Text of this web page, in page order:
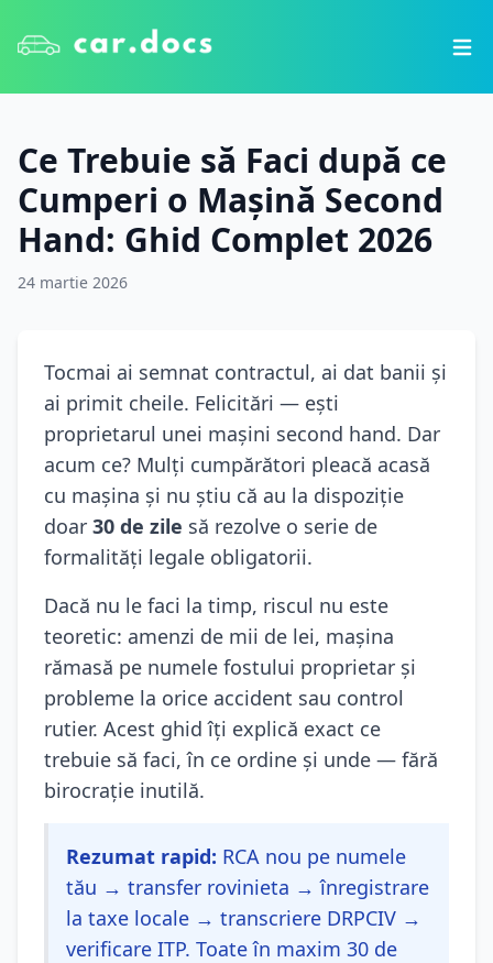
Ce Trebuie să Faci după ce
Cumperi o Mașină Second
Hand: Ghid Complet 2026
24 martie 2026
Tocmai ai semnat contractul, ai dat banii și
ai primit cheile. Felicitări — ești
proprietarul unei mașini second hand. Dar
acum ce? Mulți cumpărători pleacă acasă
cu mașina și nu știu că au la dispoziție
doar 30 de zile să rezolve o serie de
formalități legale obligatorii.
Dacă nu le faci la timp, riscul nu este
teoretic: amenzi de mii de lei, mașina
rămasă pe numele fostului proprietar și
probleme la orice accident sau control
rutier. Acest ghid îți explică exact ce
trebuie să faci, în ce ordine și unde — fără
birocrație inutilă.
Rezumat rapid: RCA nou pe numele
tău → transfer rovinieta → înregistrare
la taxe locale → transcriere DRPCIV →
verificare ITP. Toate în maxim 30 de